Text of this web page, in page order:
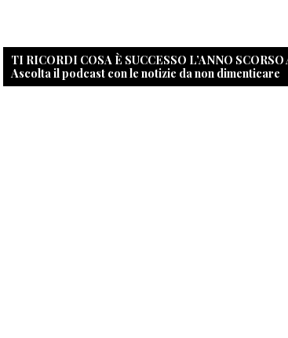
TI RICORDI COSA È SUCCESSO L’ANNO
Ascolta il podcast con le notizie da non dimenticare